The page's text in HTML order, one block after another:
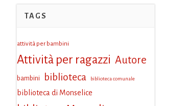
TAGS
attività per bambini
Attività per ragazzi Autore
bambini biblioteca biblioteca comunale
biblioteca di Monselice